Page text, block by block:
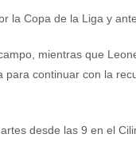
la Copa de la Liga y
mientras que
para continuar con la
desde las 9 en el